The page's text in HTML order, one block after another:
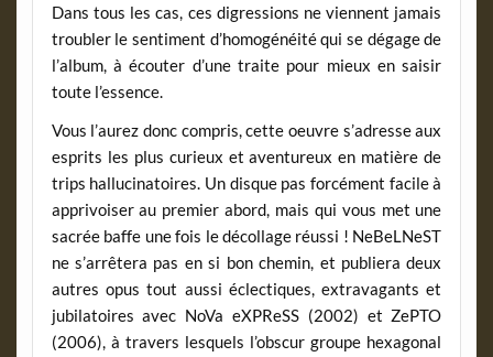
Dans tous les cas, ces digressions ne viennent jamais
troubler le sentiment d’homogénéité qui se dégage de
l’album, à écouter d’une traite pour mieux en saisir
toute l’essence.
Vous l’aurez donc compris, cette oeuvre s’adresse aux
esprits les plus curieux et aventureux en matière de
trips hallucinatoires. Un disque pas forcément facile à
apprivoiser au premier abord, mais qui vous met une
sacrée baffe une fois le décollage réussi ! NeBeLNeST
ne s’arrêtera pas en si bon chemin, et publiera deux
autres opus tout aussi éclectiques, extravagants et
jubilatoires avec NoVa eXPReSS (2002) et ZePTO
(2006), à travers lesquels l’obscur groupe hexagonal